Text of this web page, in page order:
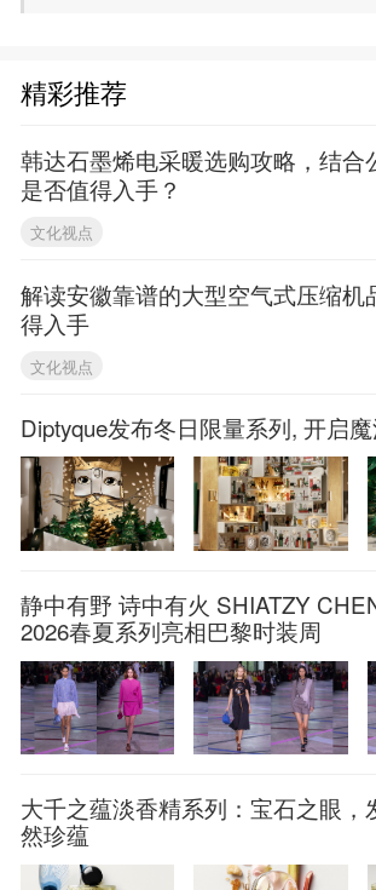
精彩推荐
韩达石墨烯电采暖选购攻略，结合
是否值得入手？
文化视点
解读安徽靠谱的大型空气式压缩机
得入手
文化视点
Diptyque发布冬日限量系列, 开启
静中有野 诗中有火 SHIATZY
2026春夏系列亮相巴黎时装周
大千之蕴淡香精系列：宝石之眼，
然珍蕴